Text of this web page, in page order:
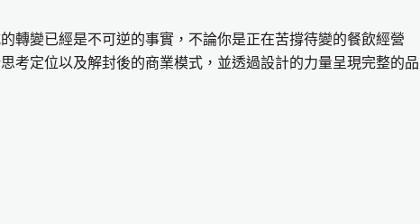
變已經是不可逆的事實，不論你是正在苦撐待變的餐飲經營
考定位以及解封後的商業模式，並透過設計的力量呈現完整的品